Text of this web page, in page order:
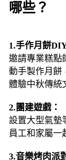
哪些？
1.手作月餅
邀請專業糕點
動手製作月餅
體驗中秋傳統
2.團建遊戲：
設置大型氣墊
員工和家屬一
3.音樂烤肉派